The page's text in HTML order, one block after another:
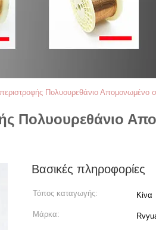
Πολυουρεθάνιο Απομονωμένο
Πολυουρεθάνιο
Βασικές πληροφορίες
Τόπος καταγωγής: Κίνα
Μάρκα: